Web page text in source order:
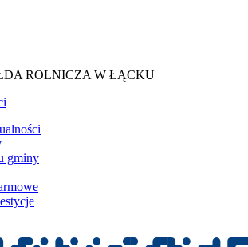
ROLNICZA W ŁĄCKU
gminy